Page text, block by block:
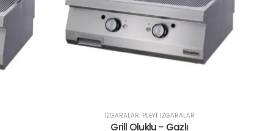
IZGARALAR, PLEYT IZGARALAR
Grill Oluklu – Gazlı